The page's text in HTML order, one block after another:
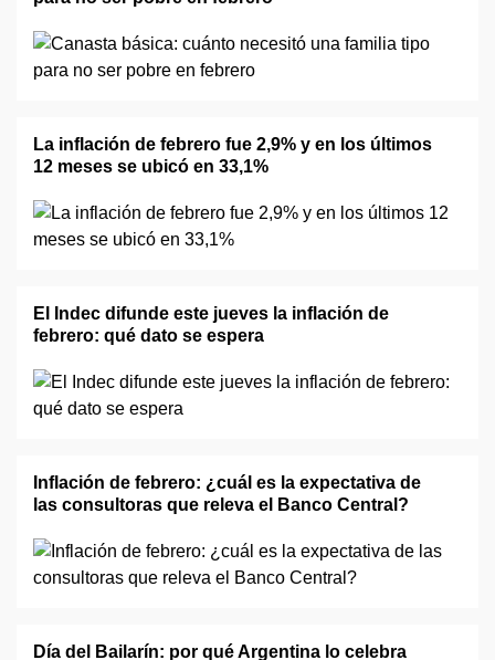
La inflación de febrero fue 2,9% y en los últimos
12 meses se ubicó en 33,1%
El Indec difunde este jueves la inflación de
febrero: qué dato se espera
Inflación de febrero: ¿cuál es la expectativa de
las consultoras que releva el Banco Central?
Día del Bailarín: por qué Argentina lo celebra